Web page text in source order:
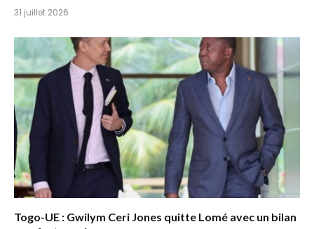
31 juillet 2026
Togo-UE : Gwilym Ceri Jones quitte Lomé avec un bilan